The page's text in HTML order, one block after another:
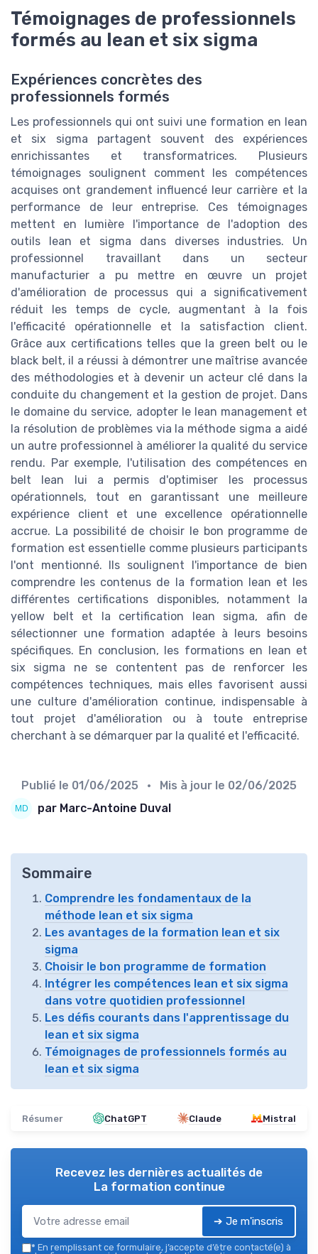
Témoignages de professionnels
formés au lean et six sigma
Expériences concrètes des
professionnels formés
Les professionnels qui ont suivi une formation en lean
et six sigma partagent souvent des expériences
enrichissantes et transformatrices. Plusieurs
témoignages soulignent comment les compétences
acquises ont grandement influencé leur carrière et la
performance de leur entreprise. Ces témoignages
mettent en lumière l'importance de l'adoption des
outils lean et sigma dans diverses industries. Un
professionnel travaillant dans un secteur
manufacturier a pu mettre en œuvre un projet
d'amélioration de processus qui a significativement
réduit les temps de cycle, augmentant à la fois
l'efficacité opérationnelle et la satisfaction client.
Grâce aux certifications telles que la green belt ou le
black belt, il a réussi à démontrer une maîtrise avancée
des méthodologies et à devenir un acteur clé dans la
conduite du changement et la gestion de projet. Dans
le domaine du service, adopter le lean management et
la résolution de problèmes via la méthode sigma a aidé
un autre professionnel à améliorer la qualité du service
rendu. Par exemple, l'utilisation des compétences en
belt lean lui a permis d'optimiser les processus
opérationnels, tout en garantissant une meilleure
expérience client et une excellence opérationnelle
accrue. La possibilité de choisir le bon programme de
formation est essentielle comme plusieurs participants
l'ont mentionné. Ils soulignent l'importance de bien
comprendre les contenus de la formation lean et les
différentes certifications disponibles, notamment la
yellow belt et la certification lean sigma, afin de
sélectionner une formation adaptée à leurs besoins
spécifiques. En conclusion, les formations en lean et
six sigma ne se contentent pas de renforcer les
compétences techniques, mais elles favorisent aussi
une culture d'amélioration continue, indispensable à
tout projet d'amélioration ou à toute entreprise
cherchant à se démarquer par la qualité et l'efficacité.
Publié le 01/06/2025 • Mis à jour le 02/06/2025
par Marc-Antoine Duval
Sommaire
Comprendre les fondamentaux de la
méthode lean et six sigma
Les avantages de la formation lean et six
sigma
Choisir le bon programme de formation
Intégrer les compétences lean et six sigma
dans votre quotidien professionnel
Les défis courants dans l'apprentissage du
lean et six sigma
Témoignages de professionnels formés au
lean et six sigma
Résumer ChatGPT Claude Mistral
Recevez les dernières actualités de
La formation continue
➔ Je m'inscris
* En remplissant ce formulaire, j’accepte d’être contacté(e) à